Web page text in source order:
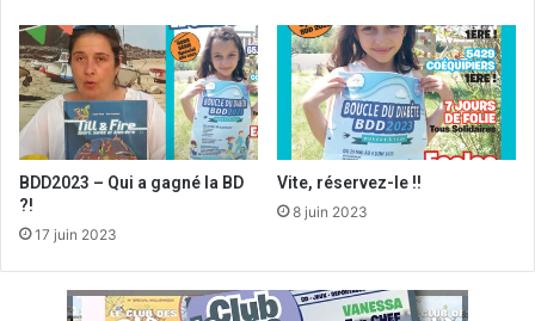
BDD2023 – Qui a gagné la BD
?!
17 juin 2023
Vite, réservez-le !!
8 juin 2023